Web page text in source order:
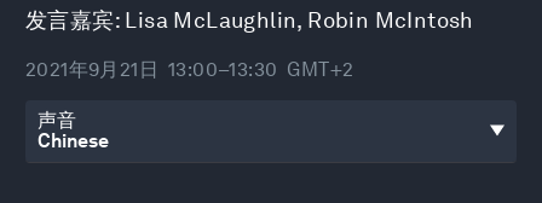
发言嘉宾: Lisa McLaughlin, Robin McIntosh
2021年9月21日 13:00–13:30 GMT+2
声音